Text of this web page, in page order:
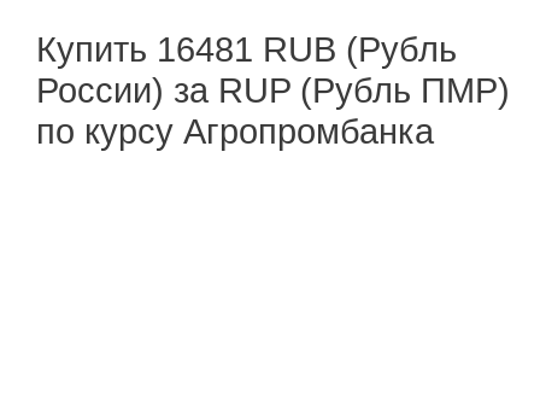
Купить 16481 RUB (Рубль
России) за RUP (Рубль ПМР)
по курсу Агропромбанка